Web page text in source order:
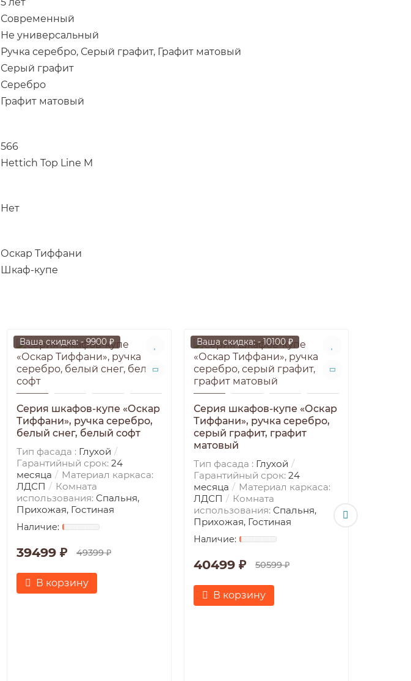
Современный
Не универсальный
Ручка серебро, Серый графит, Графит матовый
Серый графит
Серебро
Графит матовый
566
Hettich Top Line M
Нет
Оскар Тиффани
Шкаф-купе
Ваша скидка: - 9900 ₽
Серия шкафов-купе «Оскар
Тиффани», ручка серебро,
белый снег, белый софт
Тип фасада : Глухой
Гарантийный срок: 24
месяца
Материал каркаса:
ЛДСП
Комната
использования: Спальня,
Прихожая, Гостиная
39499 ₽ 49399 ₽
В корзину
Ваша скидка: - 10100 ₽
Серия шкафов-купе «Оскар
Тиффани», ручка серебро,
серый графит, графит
матовый
Тип фасада : Глухой
Гарантийный срок: 24
месяца
Материал каркаса:
ЛДСП
Комната
использования: Спальня,
Прихожая, Гостиная
40499 ₽ 50599 ₽
В корзину